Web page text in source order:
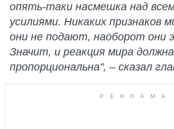
опять-таки насмешка над
усилиями. Никаких признаков
они не подают, наоборот они
Значит, и реакция мира
пропорциональна", – сказал